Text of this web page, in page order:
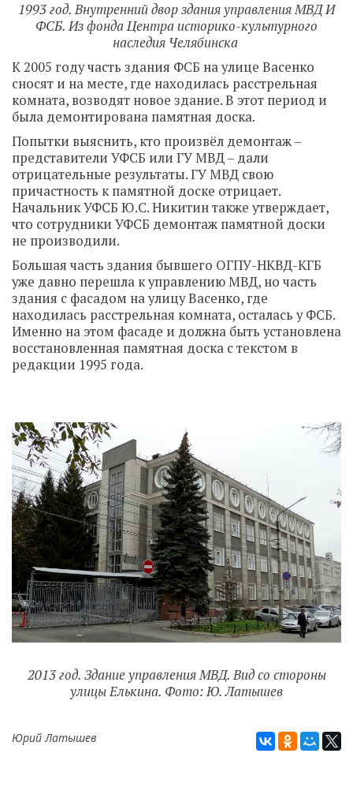
1993 год. Внутренний двор здания управления МВД И
ФСБ. Из фонда Центра историко-культурного
наследия Челябинска
К 2005 году часть здания ФСБ на улице Васенко
сносят и на месте, где находилась расстрельная
комната, возводят новое здание. В этот период и
была демонтирована памятная доска.
Попытки выяснить, кто произвёл демонтаж –
представители УФСБ или ГУ МВД – дали
отрицательные результаты. ГУ МВД свою
причастность к памятной доске отрицает.
Начальник УФСБ Ю.С. Никитин также утверждает,
что сотрудники УФСБ демонтаж памятной доски
не производили.
Большая часть здания бывшего ОГПУ-НКВД-КГБ
уже давно перешла к управлению МВД, но часть
здания с фасадом на улицу Васенко, где
находилась расстрельная комната, осталась у ФСБ.
Именно на этом фасаде и должна быть установлена
восстановленная памятная доска с текстом в
редакции 1995 года.
2013 год. Здание управления МВД. Вид со стороны
улицы Елькина. Фото: Ю. Латышев
Юрий Латышев